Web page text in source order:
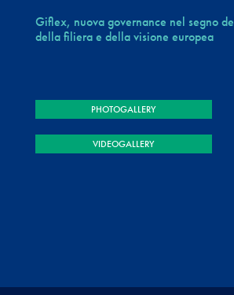
Giflex, nuova governance nel segno
della filiera e della visione europea
PHOTOGALLERY
VIDEOGALLERY